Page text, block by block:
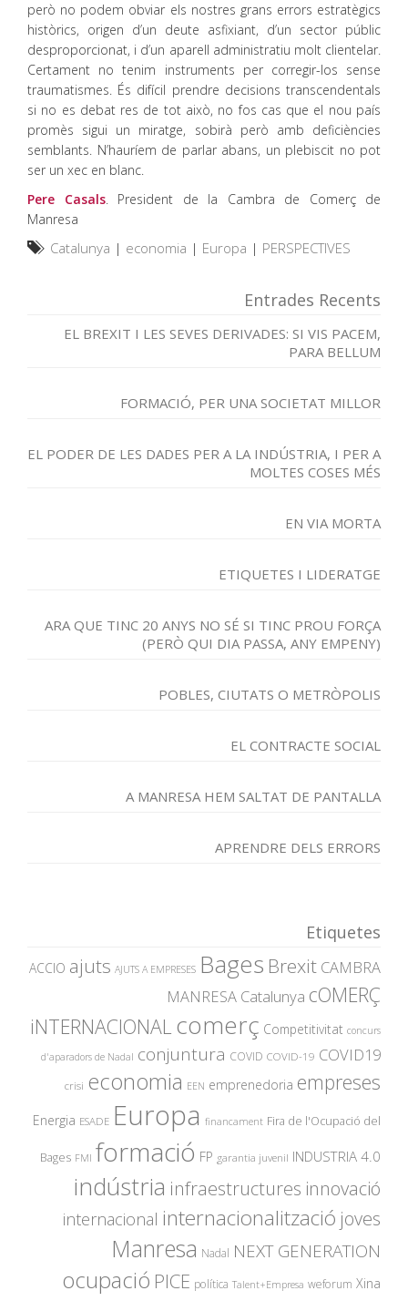
però no podem obviar els nostres grans errors estratègics
històrics, origen d’un deute asfixiant, d’un sector públic
desproporcionat, i d’un aparell administratiu molt clientelar.
Certament no tenim instruments per corregir-los sense
traumatismes. És difícil prendre decisions transcendentals
si no es debat res de tot això, no fos cas que el nou país
promès sigui un miratge, sobirà però amb deficiències
semblants. N’hauríem de parlar abans, un plebiscit no pot
ser un xec en blanc.
Pere Casals. President de la Cambra de Comerç de
Manresa
Catalunya | economia | Europa | PERSPECTIVES
Entrades Recents
EL BREXIT I LES SEVES DERIVADES: SI VIS PACEM,
PARA BELLUM
FORMACIÓ, PER UNA SOCIETAT MILLOR
EL PODER DE LES DADES PER A LA INDÚSTRIA, I PER A
MOLTES COSES MÉS
EN VIA MORTA
ETIQUETES I LIDERATGE
ARA QUE TINC 20 ANYS NO SÉ SI TINC PROU FORÇA
(PERÒ QUI DIA PASSA, ANY EMPENY)
POBLES, CIUTATS O METRÒPOLIS
EL CONTRACTE SOCIAL
A MANRESA HEM SALTAT DE PANTALLA
APRENDRE DELS ERRORS
Etiquetes
ACCIO ajuts AJUTS A EMPRESES Bages Brexit CAMBRA
MANRESA Catalunya cOMERÇ
iNTERNACIONAL comerç Competitivitat concurs
d'aparadors de Nadal conjuntura COVID COVID-19 COVID19
crisi economia EEN emprenedoria empreses
Energia ESADE Europa financament Fira de l'Ocupació del
Bages FMI formació FP garantia juvenil INDUSTRIA 4.0
indústria infraestructures innovació
internacional internacionalització joves
Manresa Nadal NEXT GENERATION
ocupació PICE política Talent+Empresa weforum Xina